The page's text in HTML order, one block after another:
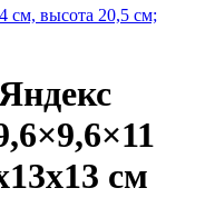
см, высота 20,5 см;
см